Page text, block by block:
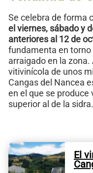
Se celebra de forma
el viernes, sábado y
anteriores al 12 de
fundamenta en
arraigado en la
vitivinícola de unos
Cangas del Nancea
en el que se
superior al de la sidra.
El